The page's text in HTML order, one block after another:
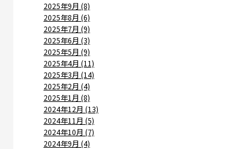
2025年9月 (8)
2025年8月 (6)
2025年7月 (9)
2025年6月 (3)
2025年5月 (9)
2025年4月 (11)
2025年3月 (14)
2025年2月 (4)
2025年1月 (8)
2024年12月 (13)
2024年11月 (5)
2024年10月 (7)
2024年9月 (4)